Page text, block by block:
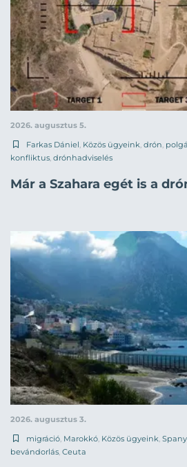
2026. augusztus 5.
Farkas Dániel Közös ügyeink drón
konfliktus drónhadviselés
Már a Szahara egét is a
2026. augusztus 3.
migráció, Marokkó, Közös ügyeink,
bevándorlás, Ceuta